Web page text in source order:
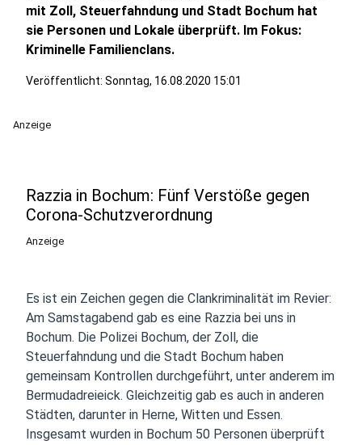
mit Zoll, Steuerfahndung und Stadt Bochum hat
sie Personen und Lokale überprüft. Im Fokus:
Kriminelle Familienclans.
Veröffentlicht: Sonntag, 16.08.2020 15:01
Anzeige
Razzia in Bochum: Fünf Verstöße gegen
Corona-Schutzverordnung
Anzeige
Es ist ein Zeichen gegen die Clankriminalität im Revier:
Am Samstagabend gab es eine Razzia bei uns in
Bochum. Die Polizei Bochum, der Zoll, die
Steuerfahndung und die Stadt Bochum haben
gemeinsam Kontrollen durchgeführt, unter anderem im
Bermudadreieick. Gleichzeitig gab es auch in anderen
Städten, darunter in Herne, Witten und Essen.
Insgesamt wurden in Bochum 50 Personen überprüft